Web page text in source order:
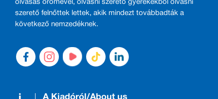
olvasás örömével, olvasni szerető gyerekekből olvasni
szerető felnőttek lettek, akik mindezt továbbadták a
következő nemzedéknek.